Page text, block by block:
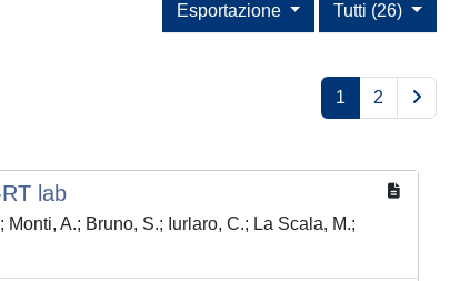
Tutti (26)
Esportazione
1 2
lab
A.; Bruno, S.; Iurlaro, C.; La Scala, M.;